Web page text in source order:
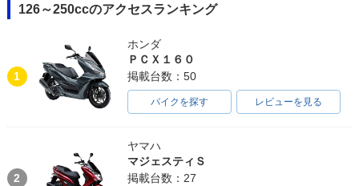
126～250ccのアクセスランキング
1
ホンダ
ＰＣＸ１６０
掲載台数：50
バイクを探す レビューを見る
2
ヤマハ
マジェスティＳ
掲載台数：27